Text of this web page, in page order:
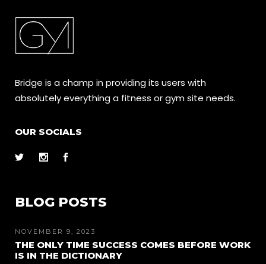
Bridge is a champ in providing its users with
absolutely everything a fitness or gym site needs.
OUR SOCIALS
BLOG POSTS
NOVEMBER 9, 2023
THE ONLY TIME SUCCESS COMES BEFORE WORK
IS IN THE DICTIONARY